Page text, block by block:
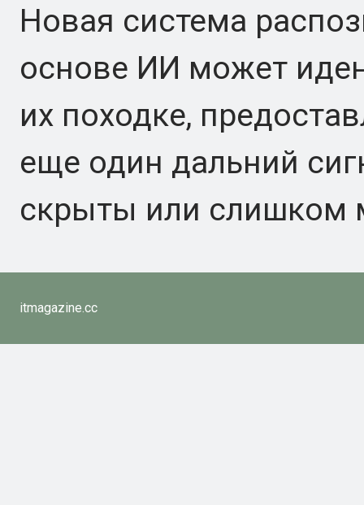
Новая система
основе ИИ может
их походке,
еще один дальний
скрыты или слишком
itmagazine.cc